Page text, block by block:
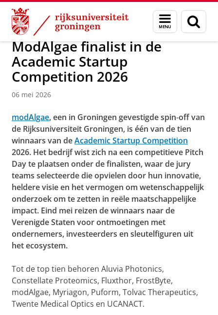
Skip
Content
Skip
Navigation
Menu
en
zoeken
Over ons Faculty of Science and Engineering Nieuws
ModAlgae finalist in de
Academic Startup
Competition 2026
06 mei 2026
modAlgae, een in Groningen gevestigde spin‑off van
de Rijksuniversiteit Groningen, is één van de tien
winnaars van deAcademic Startup Competition
2026. Het bedrijf wist zich na een competitieve Pitch
Day te plaatsen onder de finalisten, waar de jury
teams selecteerde die opvielen door hun innovatie,
heldere visie en het vermogen om wetenschappelijk
onderzoek om te zetten in reële maatschappelijke
impact. Eind mei reizen de winnaars naar de
Verenigde Staten voor ontmoetingen met
ondernemers, investeerders en sleutelfiguren uit
het ecosystem.
Tot de top tien behoren Aluvia Photonics,
Constellate Proteomics, Fluxthor, FrostByte,
modAlgae, Myriagon, Puform, Tolvac Therapeutics,
Twente Medical Optics en UCANACT.